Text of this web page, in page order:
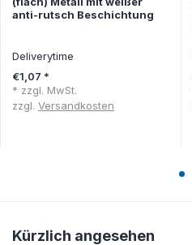
anti-rutsch Beschichtung
Deliverytime
€1,07 *
* zzgl. MwSt.
zzgl. Versandkosten
Kürzlich angesehen